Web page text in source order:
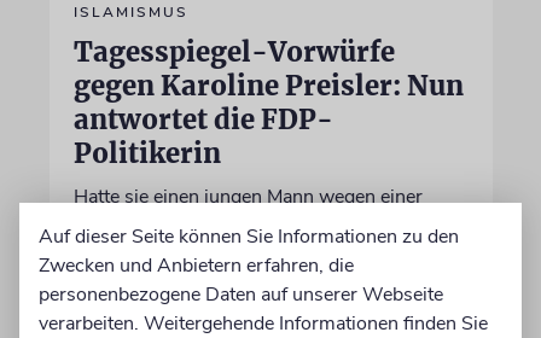
ISLAMISMUS
Tagesspiegel-Vorwürfe
gegen Karoline Preisler: Nun
antwortet die FDP-
Politikerin
Hatte sie einen jungen Mann wegen einer
Vornamensgleichheit zu Unrecht als CSD-
Attentäter verdächtigt? Preisler widerspricht
und beklagt, die Zeitung habe sie nicht zu
Wort kommen lassen
Auf dieser Seite können Sie Informationen zu den
Zwecken und Anbietern erfahren, die
personenbezogene Daten auf unserer Webseite
verarbeiten. Weitergehende Informationen finden Sie